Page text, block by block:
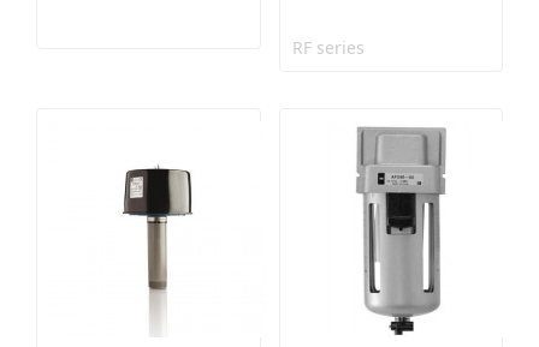
RF series